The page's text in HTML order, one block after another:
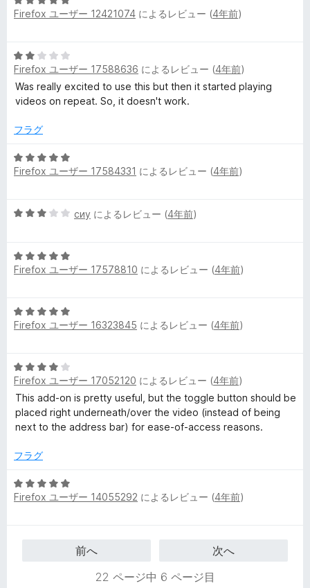
段
5
の
評
価
Firefox ユーザー 12421074 によるレビュー (4年前)
5
段
階
中
の
価
Firefox ユーザー 17588636 によるレビュー (4年前)
Was really excited to use this but then it started playing
videos on repeat. So, it doesn't work.
フラグ
5
段
5
価
Firefox ユーザー 17584331 によるレビュー (4年前)
5
中
3
価
сиу によるレビュー (4年前)
5
段
5
の
Firefox ユーザー 17578810 によるレビュー (4年前)
5
段
5
の
評
価
Firefox ユーザー 16323845 によるレビュー (4年前)
5
段
階
中
4
評
Firefox ユーザー 17052120 によるレビュー (4年前)
This add-on is pretty useful, but the toggle button should be
placed right underneath/over the video (instead of being
next to the address bar) for ease-of-access reasons.
フラグ
5
段
Firefox ユーザー 14055292 によるレビュー (4年前)
前へ
次へ
22 ページ中 6 ページ目